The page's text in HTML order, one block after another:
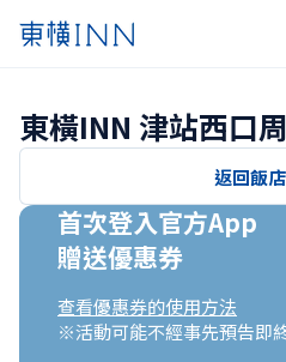
東橫INN 津站西口
返回飯
首次登入官方App
贈送優惠券
查看優惠券的使用方法
※活動可能不經事先預告即